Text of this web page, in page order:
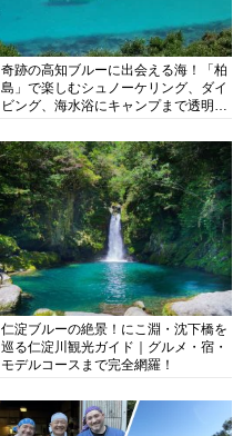
奇跡の高知ブルーに出会える海！「柏
島」で楽しむシュノーケリング、ダイ
ビング、海水浴にキャンプまで透明度
仁淀ブルーの絶景！にこ淵・沈下橋を
巡る仁淀川観光ガイド｜グルメ・宿・
モデルコースまで完全網羅！